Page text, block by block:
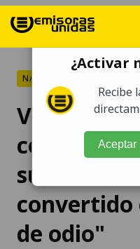
NACIONALES
Virginia
considera
su contra
convertido
de odio"
¿Activar
Recibe
Aceptar